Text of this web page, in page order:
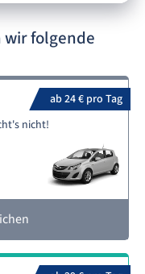
wir folgende
ab 24 € pro Tag
nicht!